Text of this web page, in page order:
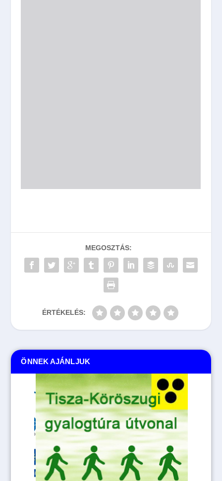
MEGOSZTÁS:
ÉRTÉKELÉS:
ÖNNEK AJÁNLJUK